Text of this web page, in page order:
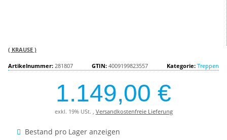
( KRAUSE )
Artikelnummer: 281807 GTIN: 4009199823557 Kategorie: Treppen
1.149,00 €
exkl. 19% USt. , Versandkostenfreie Lieferung
Bestand pro Lager anzeigen